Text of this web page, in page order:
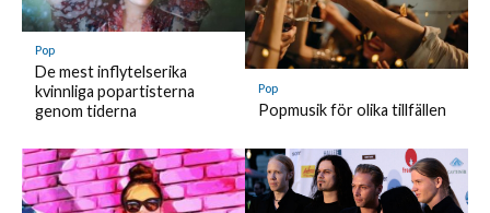
Pop
De mest inflytelserika
kvinnliga popartisterna
genom tiderna
Pop
Popmusik för olika tillfällen